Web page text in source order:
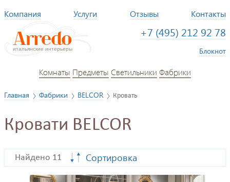
Компания Услуги Отзывы Контакты
+7 (495) 212 92 78
Блокнот
Комнаты Предметы Светильники Фабрики
Главная Фабрики BELCOR Кровать
Кровати BELCOR
Найдено 11 Сортировка